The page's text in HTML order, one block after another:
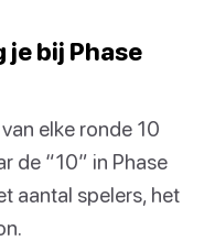
je bij Phase
elke ronde 10
de “10” in Phase
aantal spelers, het